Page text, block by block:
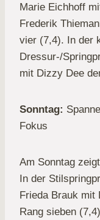
Marie Eichhoff
Frederik
vier (7,4). In der
Dressur-/
mit Dizzy Dee
Sonntag:
Fokus
Am Sonntag
In der
Frieda Brauk mit
Rang sieben